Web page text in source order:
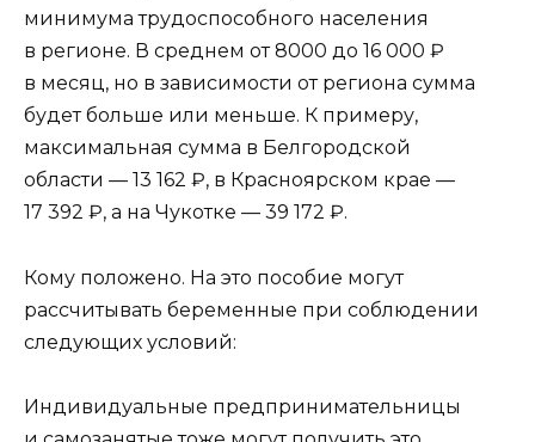
минимума трудоспособного населения
в регионе. В среднем от 8000 до 16 000 ₽
в месяц, но в зависимости от региона сумма
будет больше или меньше. К примеру,
максимальная сумма в Белгородской
области — 13 162 ₽, в Красноярском крае —
17 392 ₽, а на Чукотке — 39 172 ₽.
Кому положено. На это пособие могут
рассчитывать беременные при соблюдении
следующих условий:
Индивидуальные предпринимательницы